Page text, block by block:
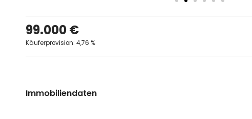
99.000 €
Käuferprovision: 4,76 %
Immobiliendaten